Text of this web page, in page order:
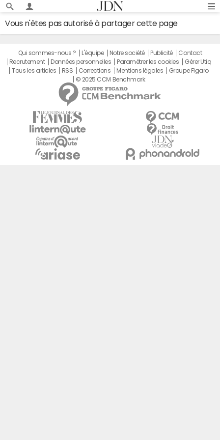
Vous n'êtes pas autorisé à partager cette page
Qui sommes-nous ? L'équipe Notre société Publicité
Contact
Recrutement
Données personnelles Paramétrer les cookies
Gérer Utiq
Tous les articles
RSS Corrections Mentions légales
Groupe Figaro
© 2025 CCM Benchmark